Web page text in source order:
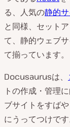
る、人気の静的
と同様、セット
て、静的ウェブ
て揃っています。
Docusaurusは、
トの作成・管理
ブサイトをすば
にうってつけです